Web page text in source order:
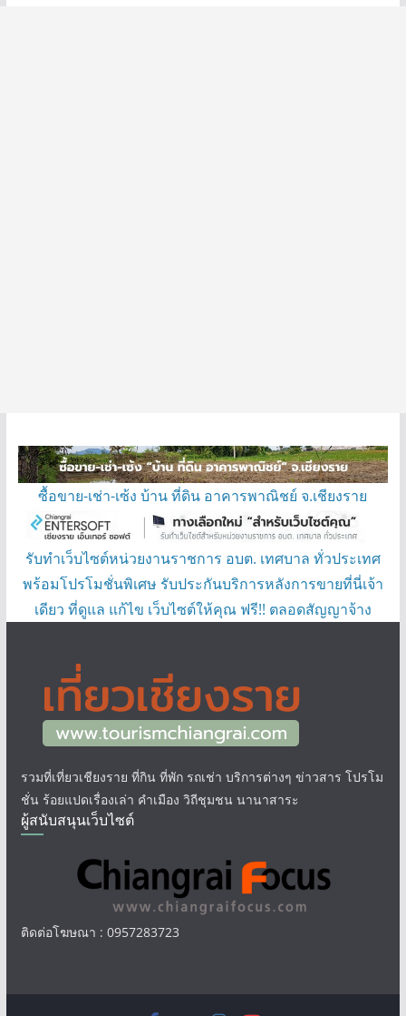
ซื้อขาย-เช่า-เซ้ง บ้าน ที่ดิน อาคารพาณิชย์ จ.เชียงราย
รับทำเว็บไซต์หน่วยงานราชการ อบต. เทศบาล ทั่วประเทศ
พร้อมโปรโมชั่นพิเศษ รับประกันบริการหลังการขายที่นี่เจ้า
เดียว ที่ดูแล แก้ไข เว็บไซต์ให้คุณ ฟรี!! ตลอดสัญญาจ้าง
รวมที่เที่ยวเชียงราย ที่กิน ที่พัก รถเช่า บริการต่างๆ ข่าวสาร โปรโม
ชั่น ร้อยแปดเรื่องเล่า คำเมือง วิถีชุมชน นานาสาระ
ผู้สนับสนุนเว็บไซต์
ติดต่อโฆษณา : 0957283723